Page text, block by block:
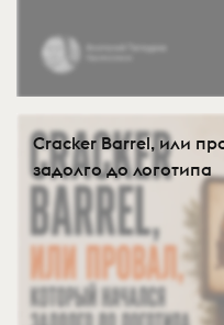
Cracker Barrel, или
задолго до логотипа